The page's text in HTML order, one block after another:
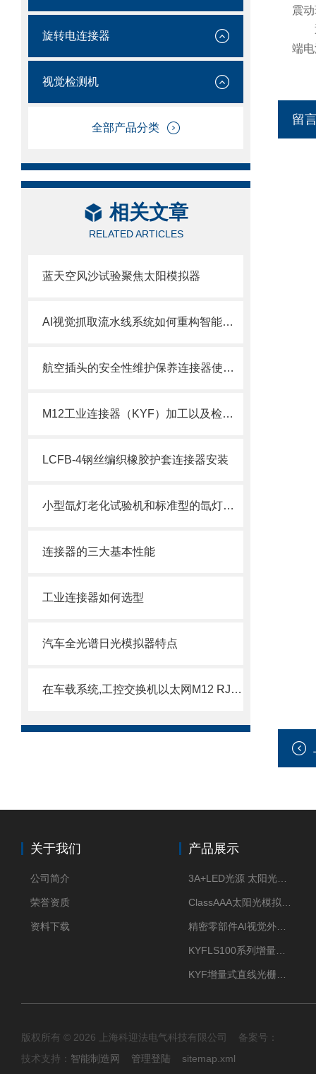
旋转电连接器
视觉检测机
全部产品分类
相关文章
RELATED ARTICLES
蓝天空风沙试验聚焦太阳模拟器
AI视觉抓取流水线系统如何重构智能制造？
航空插头的安全性维护保养连接器使用期限的决策要素
M12工业连接器（KYF）加工以及检测工艺
LCFB-4钢丝编织橡胶护套连接器安装
小型氙灯老化试验机和标准型的氙灯老化试验机的区别在哪里？
连接器的三大基本性能
工业连接器如何选型
汽车全光谱日光模拟器特点
在车载系统,工控交换机以太网M12 RJ45网线应用
震
端
留
关于我们
公司简介
荣誉资质
资料下载
产品展示
版权所有 © 2026 上海科迎法电气科技有限公司 备案号：
技术支持： 智能制造网 管理登陆 sitemap.xml